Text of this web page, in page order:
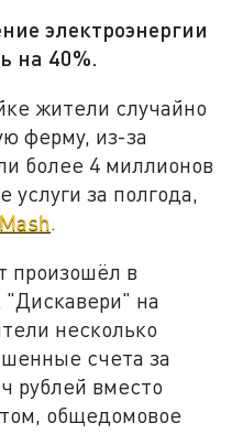
электроэнергии
на 40%.
жители случайно
ферму, из-за
более 4 миллионов
услуги за полгода,
Mash.
произошёл в
на
несколько
счета за
рублей вместо
общедомовое